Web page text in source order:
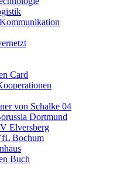
Card
von Schalke 04
Dortmund
Elversberg
Bochum
Buch